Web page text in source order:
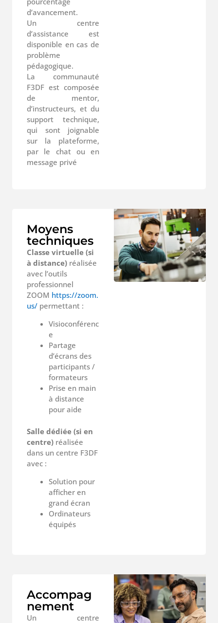
d’avancement.
Un centre
d’assistance est
disponible en cas de
problème
pédagogique.
La communauté
F3DF est composée
de mentor,
d’instructeurs, et du
support technique,
qui sont joignable
sur la plateforme,
par le chat ou en
message privé
Moyens
techniques
Classe virtuelle (si
à distance) réalisée
avec l’outils
professionnel
ZOOM https://zoom.
us/ permettant :
Visioconférenc
e
Partage
d’écrans des
participants /
formateurs
Prise en main
à distance
pour aide
Salle dédiée (si en
centre) réalisée
dans un centre F3DF
avec :
Solution pour
afficher en
grand écran
Ordinateurs
équipés
Accompag
nement
Un centre